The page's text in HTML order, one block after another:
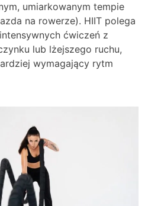
umiarkowanym tempie
na rowerze). HIIT polega
ćwiczeń z
lub lżejszego ruchu,
wymagający rytm